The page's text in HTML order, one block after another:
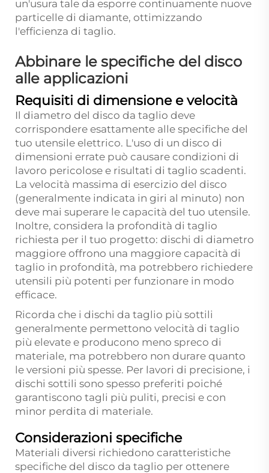
un'usura tale da esporre continuamente nuove
particelle di diamante, ottimizzando
l'efficienza di taglio.
Abbinare le specifiche del disco
alle applicazioni
Requisiti di dimensione e velocità
Il diametro del disco da taglio deve
corrispondere esattamente alle specifiche del
tuo utensile elettrico. L'uso di un disco di
dimensioni errate può causare condizioni di
lavoro pericolose e risultati di taglio scadenti.
La velocità massima di esercizio del disco
(generalmente indicata in giri al minuto) non
deve mai superare le capacità del tuo utensile.
Inoltre, considera la profondità di taglio
richiesta per il tuo progetto: dischi di diametro
maggiore offrono una maggiore capacità di
taglio in profondità, ma potrebbero richiedere
utensili più potenti per funzionare in modo
efficace.
Ricorda che i dischi da taglio più sottili
generalmente permettono velocità di taglio
più elevate e producono meno spreco di
materiale, ma potrebbero non durare quanto
le versioni più spesse. Per lavori di precisione, i
dischi sottili sono spesso preferiti poiché
garantiscono tagli più puliti, precisi e con
minor perdita di materiale.
Considerazioni specifiche
Materiali diversi richiedono caratteristiche
specifiche del disco da taglio per ottenere